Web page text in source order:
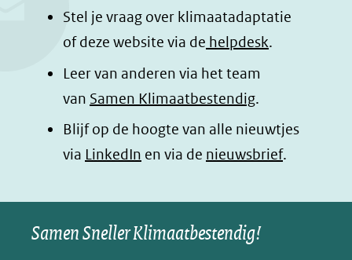
o
o
(opent
in
nieuw
venster)
naar
een
d
I
(opent
in
nieuw
venster)
naar
een
a
p
(opent
in
nieuw
venster)
naar
een
l
e
o
p
B
l
e
s
Stel je vraag over klimaatadaptatie
of deze website via de helpdesk.
Leer van anderen via het team
van Samen Klimaatbestendig.
Blijf op de hoogte van alle nieuwtjes
via LinkedIn (opent
nieuw
venster)
en via de nieuwsbrief.
Samen Sneller Klimaatbestendig!